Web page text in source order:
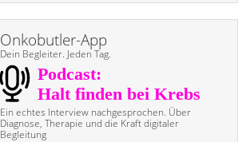
Onkobutler-App
Dein Begleiter. Jeden Tag.
Ein echtes Interview nach­gesprochen. Über
Diagnose, Therapie und die Kraft digitaler
Begleitung